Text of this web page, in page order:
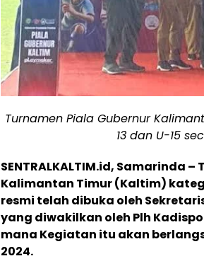
Turnamen Piala Gubernur
13 dan U-15
SENTRALKALTIM.id, Samarinda
Kalimantan Timur (Kaltim)
resmi telah dibuka oleh
yang diwakilkan oleh Plh
mana Kegiatan itu akan
2024.